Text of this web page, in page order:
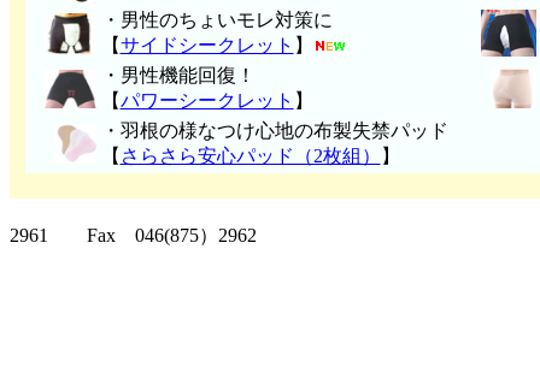
・男性のちょいモレ対策に
【サイドシークレット 】
・男性機能回復！
【パワーシークレット 】
・ 羽根の様なつけ心地の布製失禁パッ ド
【 さらさら安心パッド（2枚組） 】
2961 Fax 046(875）2962